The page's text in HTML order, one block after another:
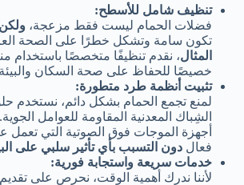
تنظيف شامل للأسطح:
فضلات الحمام ليست فقط مزعجة،
تكون سامة وتشكل خطرًا على الصحة
المثال، نقدم تنظيفًا متخصصًا باستخدام
خصيصًا للحفاظ على صحة السكان
تثبيت أنظمة طرد متطورة:
لمنع تجمع الحمام بشكل دائم، نستخدم
الشِباك المعدنية المقاومة للعوامل الجوية.
أجهزة الموجات فوق الصوتية التي تعمل
فعال دون التسبب بأي تأثير سلبي على
خدمات سريعة واستجابة فورية:
لأننا ندرك أهمية الوقت، نحرص على